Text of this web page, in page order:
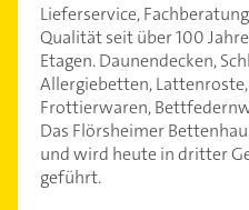
Lieferservice,
Qualität seit über 100
Etagen. Daunendecken,
Allergiebetten,
Frottierwaren,
Das Flörsheimer
und wird heute in dritter
geführt.